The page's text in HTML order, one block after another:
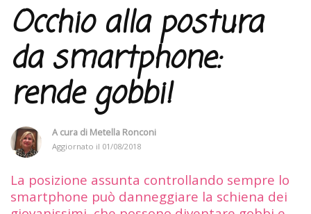
Occhio alla postura
da smartphone:
rende gobbi!
A cura di Metella Ronconi
Aggiornato il 01/08/2018
La posizione assunta controllando sempre lo
smartphone può danneggiare la schiena dei